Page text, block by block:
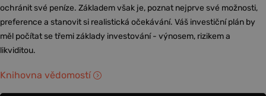
ochránit své peníze. Základem však je, poznat nejprve své možnosti,
preference a stanovit si realistická očekávání. Váš investiční plán by
měl počítat se třemi základy investování - výnosem, rizikem a
likviditou.
Knihovna vědomostí